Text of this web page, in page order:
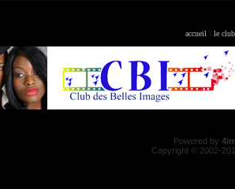
accueil \ le club
Powered by
Copyright © 2002-